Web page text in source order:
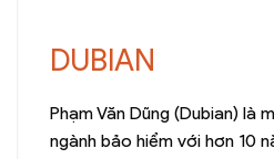
DUBIAN
Phạm Văn Dũng (Dubian) là
ngành bảo hiểm với hơn 10